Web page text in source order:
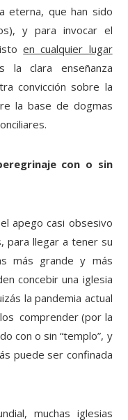
eterna, que han sido
y para invocar el
en cualquier lugar
la clara enseñanza
convicción sobre la
la base de dogmas
con o sin
apego casi obsesivo
para llegar a tener su
más grande y más
concebir una iglesia
la pandemia actual
comprender (por la
con o sin “templo”, y
puede ser confinada
muchas iglesias